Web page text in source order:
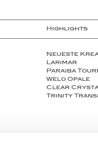
Highlights
Neueste
Larimar
Paraiba
Welo Opale
Clear
Trinity